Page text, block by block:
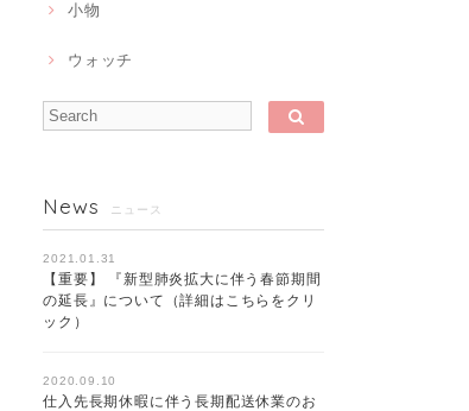
小物
ウォッチ
News ニュース
2021.01.31
【重要】 『新型肺炎拡大に伴う春節期間
の延長』について（詳細はこちらをクリ
ック）
2020.09.10
仕入先長期休暇に伴う長期配送休業のお